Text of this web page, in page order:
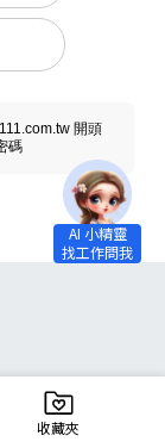
開頭
碼
收藏夾